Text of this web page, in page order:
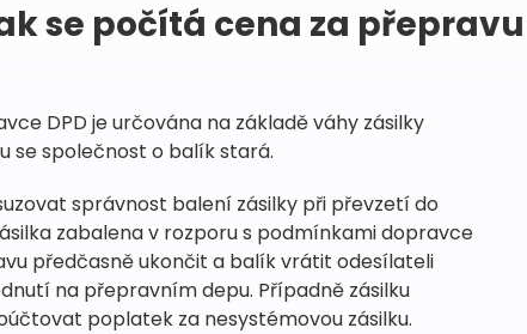
se počítá cena za
DPD je určována na základě váhy zásilky
se společnost o balík stará.
správnost balení zásilky při převzetí do
zabalena v rozporu s podmínkami dopravce
předčasně ukončit a balík vrátit odesílateli
na přepravním depu. Případně zásilku
poplatek za nesystémovou zásilku.